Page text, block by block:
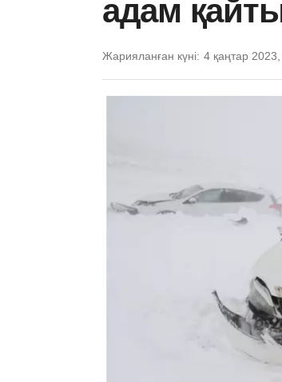
адам
Жарияланған күні: 4 қаңтар